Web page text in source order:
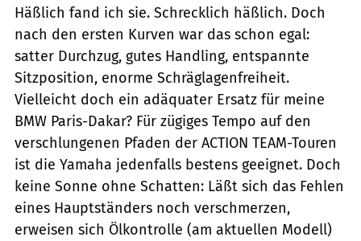
Häßlich fand ich sie. Schrecklich häßlich. Doch
nach den ersten Kurven war das schon egal:
satter Durchzug, gutes Handling, entspannte
Sitzposition, enorme Schräglagenfreiheit.
Vielleicht doch ein adäquater Ersatz für meine
BMW Paris-Dakar? Für zügiges Tempo auf den
verschlungenen Pfaden der ACTION TEAM-Touren
ist die Yamaha jedenfalls bestens geeignet. Doch
keine Sonne ohne Schatten: Läßt sich das Fehlen
eines Hauptständers noch verschmerzen,
erweisen sich Ölkontrolle (am aktuellen Modell)